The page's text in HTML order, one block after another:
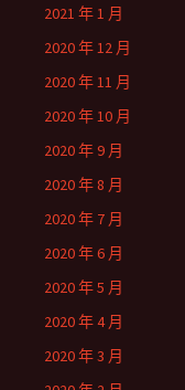
2021 年 1 月
2020 年 12 月
2020 年 11 月
2020 年 10 月
2020 年 9 月
2020 年 8 月
2020 年 7 月
2020 年 6 月
2020 年 5 月
2020 年 4 月
2020 年 3 月